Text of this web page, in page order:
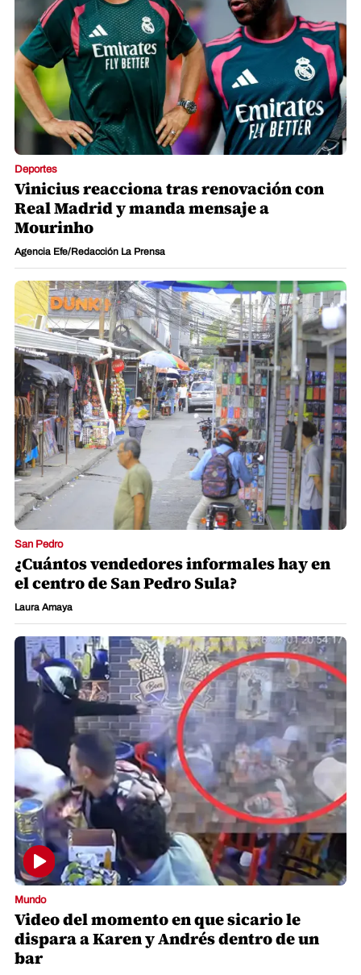
Deportes
Vinicius reacciona tras renovación con
Real Madrid y manda mensaje a
Mourinho
Agencia Efe/Redacción La Prensa
San Pedro
¿Cuántos vendedores informales hay en
el centro de San Pedro Sula?
Laura Amaya
Mundo
Video del momento en que sicario le
dispara a Karen y Andrés dentro de un
bar